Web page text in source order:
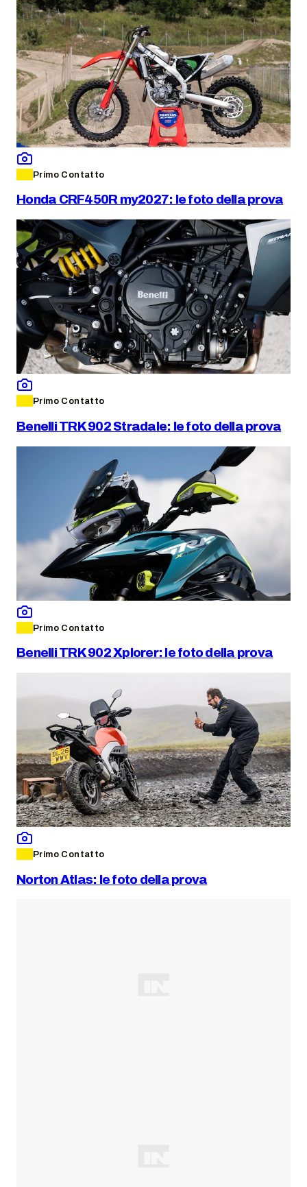
Primo Contatto
Honda CRF450R my2027: le foto della prova
Primo Contatto
Benelli TRK 902 Stradale: le foto della prova
Primo Contatto
Benelli TRK 902 Xplorer: le foto della prova
Primo Contatto
Norton Atlas: le foto della prova